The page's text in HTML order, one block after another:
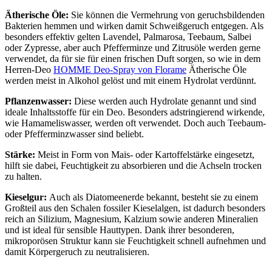
Ätherische Öle: Sie können die Vermehrung von geruchsbildenden
Bakterien hemmen und wirken damit Schweißgeruch entgegen. Als
besonders effektiv gelten Lavendel, Palmarosa, Teebaum, Salbei
oder Zypresse, aber auch Pfefferminze und Zitrusöle werden gerne
verwendet, da für sie für einen frischen Duft sorgen, so wie in dem
Herren-Deo HOMME Deo-Spray von Florame Ätherische Öle
werden meist in Alkohol gelöst und mit einem Hydrolat verdünnt.
Pflanzenwasser: Diese werden auch Hydrolate genannt und sind
ideale Inhaltsstoffe für ein Deo. Besonders adstringierend wirkende,
wie Hamameliswasser, werden oft verwendet. Doch auch Teebaum-
oder Pfefferminzwasser sind beliebt.
Stärke: Meist in Form von Mais- oder Kartoffelstärke eingesetzt,
hilft sie dabei, Feuchtigkeit zu absorbieren und die Achseln trocken
zu halten.
Kieselgur: Auch als Diatomeenerde bekannt, besteht sie zu einem
Großteil aus den Schalen fossiler Kieselalgen, ist dadurch besonders
reich an Silizium, Magnesium, Kalzium sowie anderen Mineralien
und ist ideal für sensible Hauttypen. Dank ihrer besonderen,
mikroporösen Struktur kann sie Feuchtigkeit schnell aufnehmen und
damit Körpergeruch zu neutralisieren.